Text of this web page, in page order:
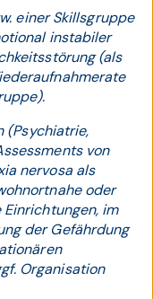
einer Skillsgruppe
instabiler
(als
(Psychiatrie,
von
nervosa als
oder
im
der Gefährdung
Organisation